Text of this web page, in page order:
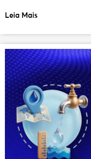
Leia Mais